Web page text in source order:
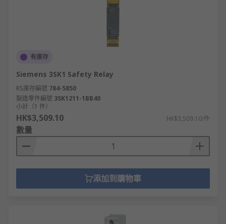
有庫存
Siemens 3SK1 Safety Relay
RS庫存編號 784-5850
製造零件編號 3SK1211-1BB40
小計（1 件）
HK$3,509.10 HK$3,509.10/件
數量
添加到購物車